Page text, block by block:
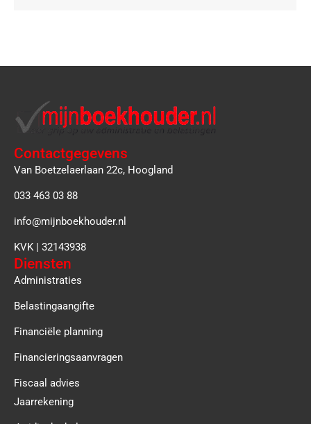
Contactgegevens
Van Boetzelaerlaan 22c, Hoogland
033 463 03 88
info@mijnboekhouder.nl
KVK | 32143938
Diensten
Administraties
Belastingaangifte
Financiële planning
Financieringsaanvragen
Fiscaal advies
Jaarrekening